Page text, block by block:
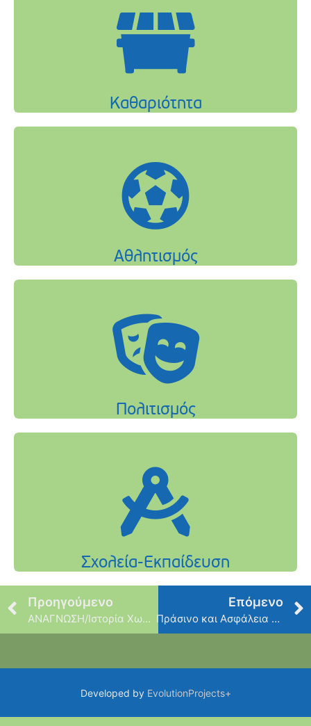
Προηγούμενο
ΑΝΑΓΝΩΣΗ/Ιστορία Χωρίς Όνομα
Επόμενο
Πράσινο και Ασφάλεια στη Πλατεία Δροσοπούλου
Developed by EvolutionProjects+